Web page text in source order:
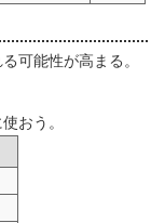
可能性が高まる。
おう。